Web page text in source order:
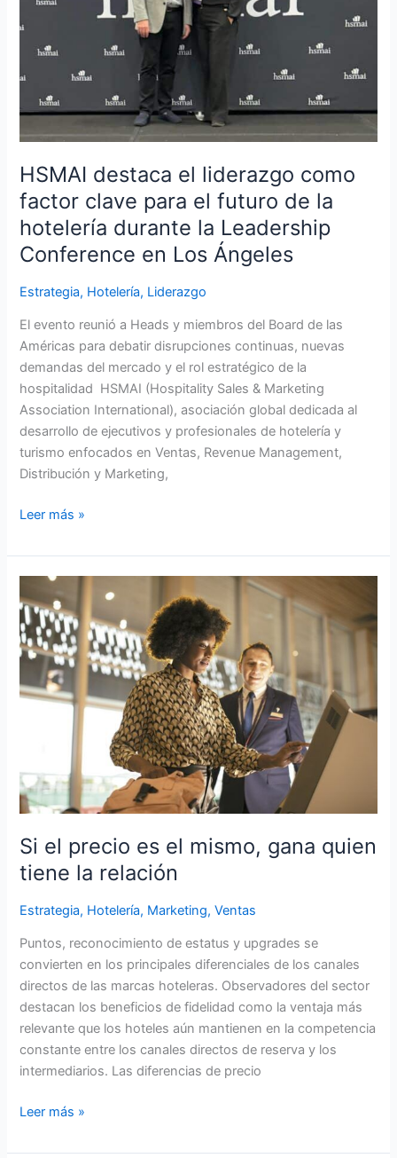
HSMAI destaca el liderazgo como
factor clave para el futuro de la
hotelería durante la Leadership
Conference en Los Ángeles
Estrategia, Hotelería, Liderazgo
El evento reunió a Heads y miembros del Board de las
Américas para debatir disrupciones continuas, nuevas
demandas del mercado y el rol estratégico de la
hospitalidad HSMAI (Hospitality Sales & Marketing
Association International), asociación global dedicada al
desarrollo de ejecutivos y profesionales de hotelería y
turismo enfocados en Ventas, Revenue Management,
Distribución y Marketing,
futuro
de
durante
la
Leadership
Conference
en
Los
Leer más »
Si el precio es el mismo, gana quien
tiene la relación
Estrategia, Hotelería, Marketing,Ventas
Puntos, reconocimiento de estatus y upgrades se
convierten en los principales diferenciales de los canales
directos de las marcas hoteleras. Observadores del sector
destacan los beneficios de fidelidad como la ventaja más
relevante que los hoteles aún mantienen en la competencia
constante entre los canales directos de reserva y los
intermediarios. Las diferencias de precio
el
precio
es
mismo,
la
relación
Leer más »